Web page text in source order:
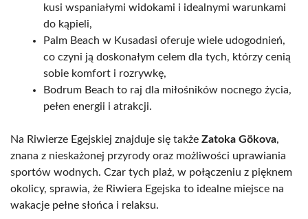
kusi wspaniałymi widokami i idealnymi warunkami
do kąpieli,
Palm Beach w Kusadasi oferuje wiele udogodnień,
co czyni ją doskonałym celem dla tych, którzy cenią
sobie komfort i rozrywkę,
Bodrum Beach to raj dla miłośników nocnego życia,
pełen energii i atrakcji.
Na Riwierze Egejskiej znajduje się także Zatoka Gökova,
znana z nieskażonej przyrody oraz możliwości uprawiania
sportów wodnych. Czar tych plaż, w połączeniu z pięknem
okolicy, sprawia, że Riwiera Egejska to idealne miejsce na
wakacje pełne słońca i relaksu.